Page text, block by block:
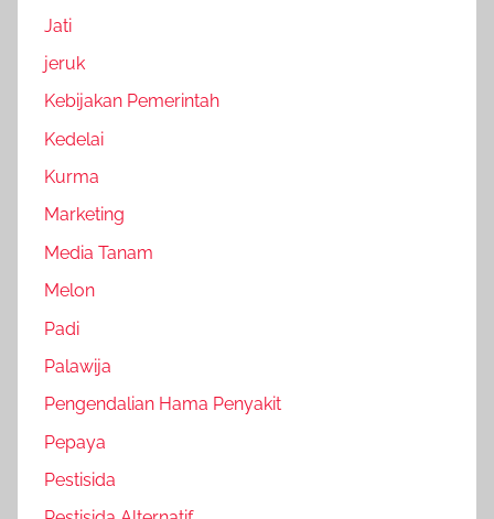
Jati
jeruk
Kebijakan Pemerintah
Kedelai
Kurma
Marketing
Media Tanam
Melon
Padi
Palawija
Pengendalian Hama Penyakit
Pepaya
Pestisida